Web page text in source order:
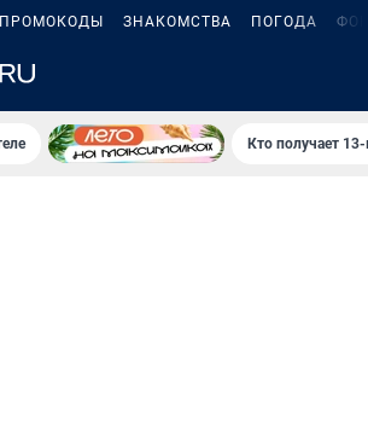
ПРОМОКОДЫ ЗНАКОМСТВА ПОГОДА
Кто получает